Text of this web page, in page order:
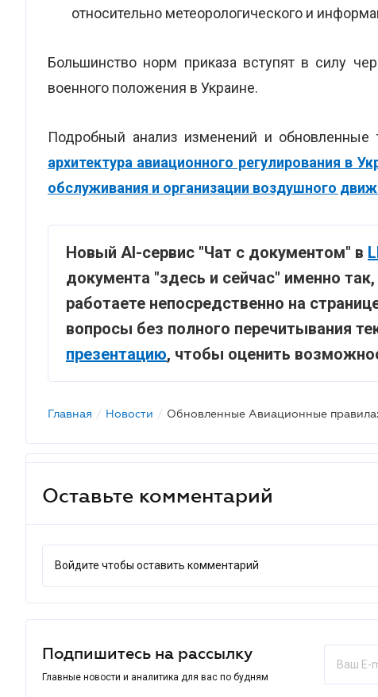
относительно метеорологического и
Большинство норм приказа вступят в силу
военного положения в Украине.
Подробный анализ изменений и
архитектура авиационного регулирования в
обслуживания и организации воздушного
Новый AI-сервис "Чат с документом" в
документа "здесь и сейчас" именно
работаете непосредственно на
вопросы без полного перечитывания
презентацию, чтобы оценить
Главная / Новости /
Оставьте комментарий
Войдите чтобы оставить комментарий
Подпишитесь на рассылку
Главные новости и аналитика для вас по будням